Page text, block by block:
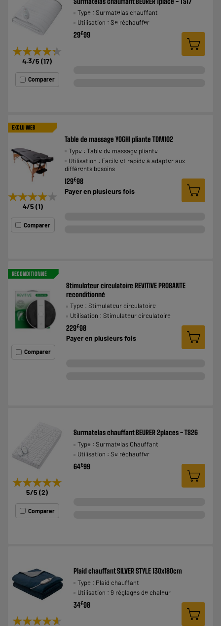
★★★★★
★★★★★
4.3/5 (17)
Comparer
Type : Surmatelas chauffant
Utilisation : Se réchauffer
29€99
EXCLU WEB
★★★★★
★★★★★
4/5 (1)
Comparer
Table de massage YOGHI pliante TDM102
Type : Table de massage pliante
Utilisation : Facile et rapide à adapter aux
différents besoins
129€98
Payer en plusieurs fois
RECONDITIONNÉ
Comparer
Stimulateur circulatoire REVITIVE PROSANTE
reconditionné
Type : Stimulateur circulatoire
Utilisation : Stimulateur circulatoire
229€98
Payer en plusieurs fois
★★★★★
★★★★★
5/5 (2)
Comparer
Surmatelas chauffant BEURER 2places - TS26
Type : Surmatelas Chauffant
Utilisation : Se réchauffer
64€99
★★★★★
★★★★★
Plaid chauffant SILVER STYLE 130x180cm
Type : Plaid chauffant
Utilisation : 9 réglages de chaleur
34€98